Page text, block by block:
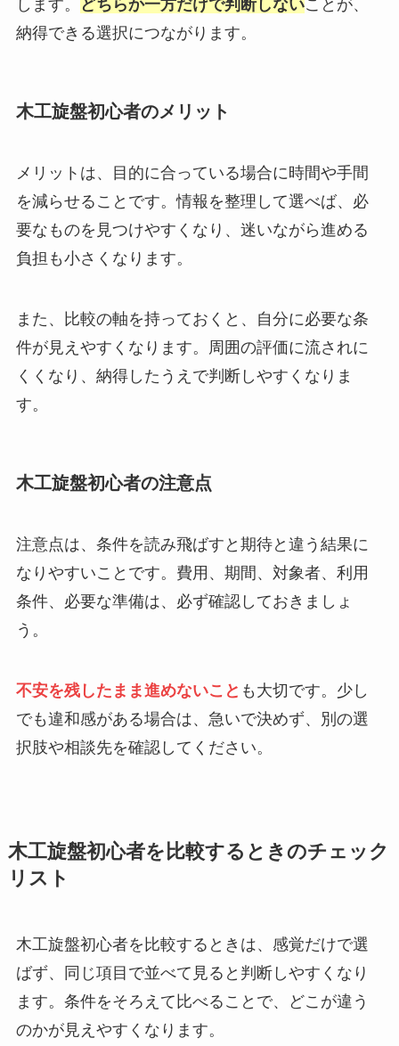
します。 どちらか一方だけで判断しないことが、
納得できる選択につながります。
木工旋盤初心者のメリット
メリットは、目的に合っている場合に時間や手間
を減らせることです。情報を整理して選べば、必
要なものを見つけやすくなり、迷いながら進める
負担も小さくなります。
また、比較の軸を持っておくと、自分に必要な条
件が見えやすくなります。周囲の評価に流されに
くくなり、納得したうえで判断しやすくなりま
す。
木工旋盤初心者の注意点
注意点は、条件を読み飛ばすと期待と違う結果に
なりやすいことです。費用、期間、対象者、利用
条件、必要な準備は、必ず確認しておきましょ
う。
不安を残したまま進めないこと も大切です。少し
でも違和感がある場合は、急いで決めず、別の選
択肢や相談先を確認してください。
木工旋盤初心者を比較するときのチェック
リスト
木工旋盤初心者を比較するときは、感覚だけで選
ばず、同じ項目で並べて見ると判断しやすくなり
ます。条件をそろえて比べることで、どこが違う
のかが見えやすくなります。